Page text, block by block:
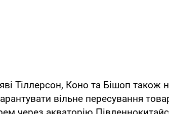
Тіллерсон, Коно та Бішоп також
вільне пересування